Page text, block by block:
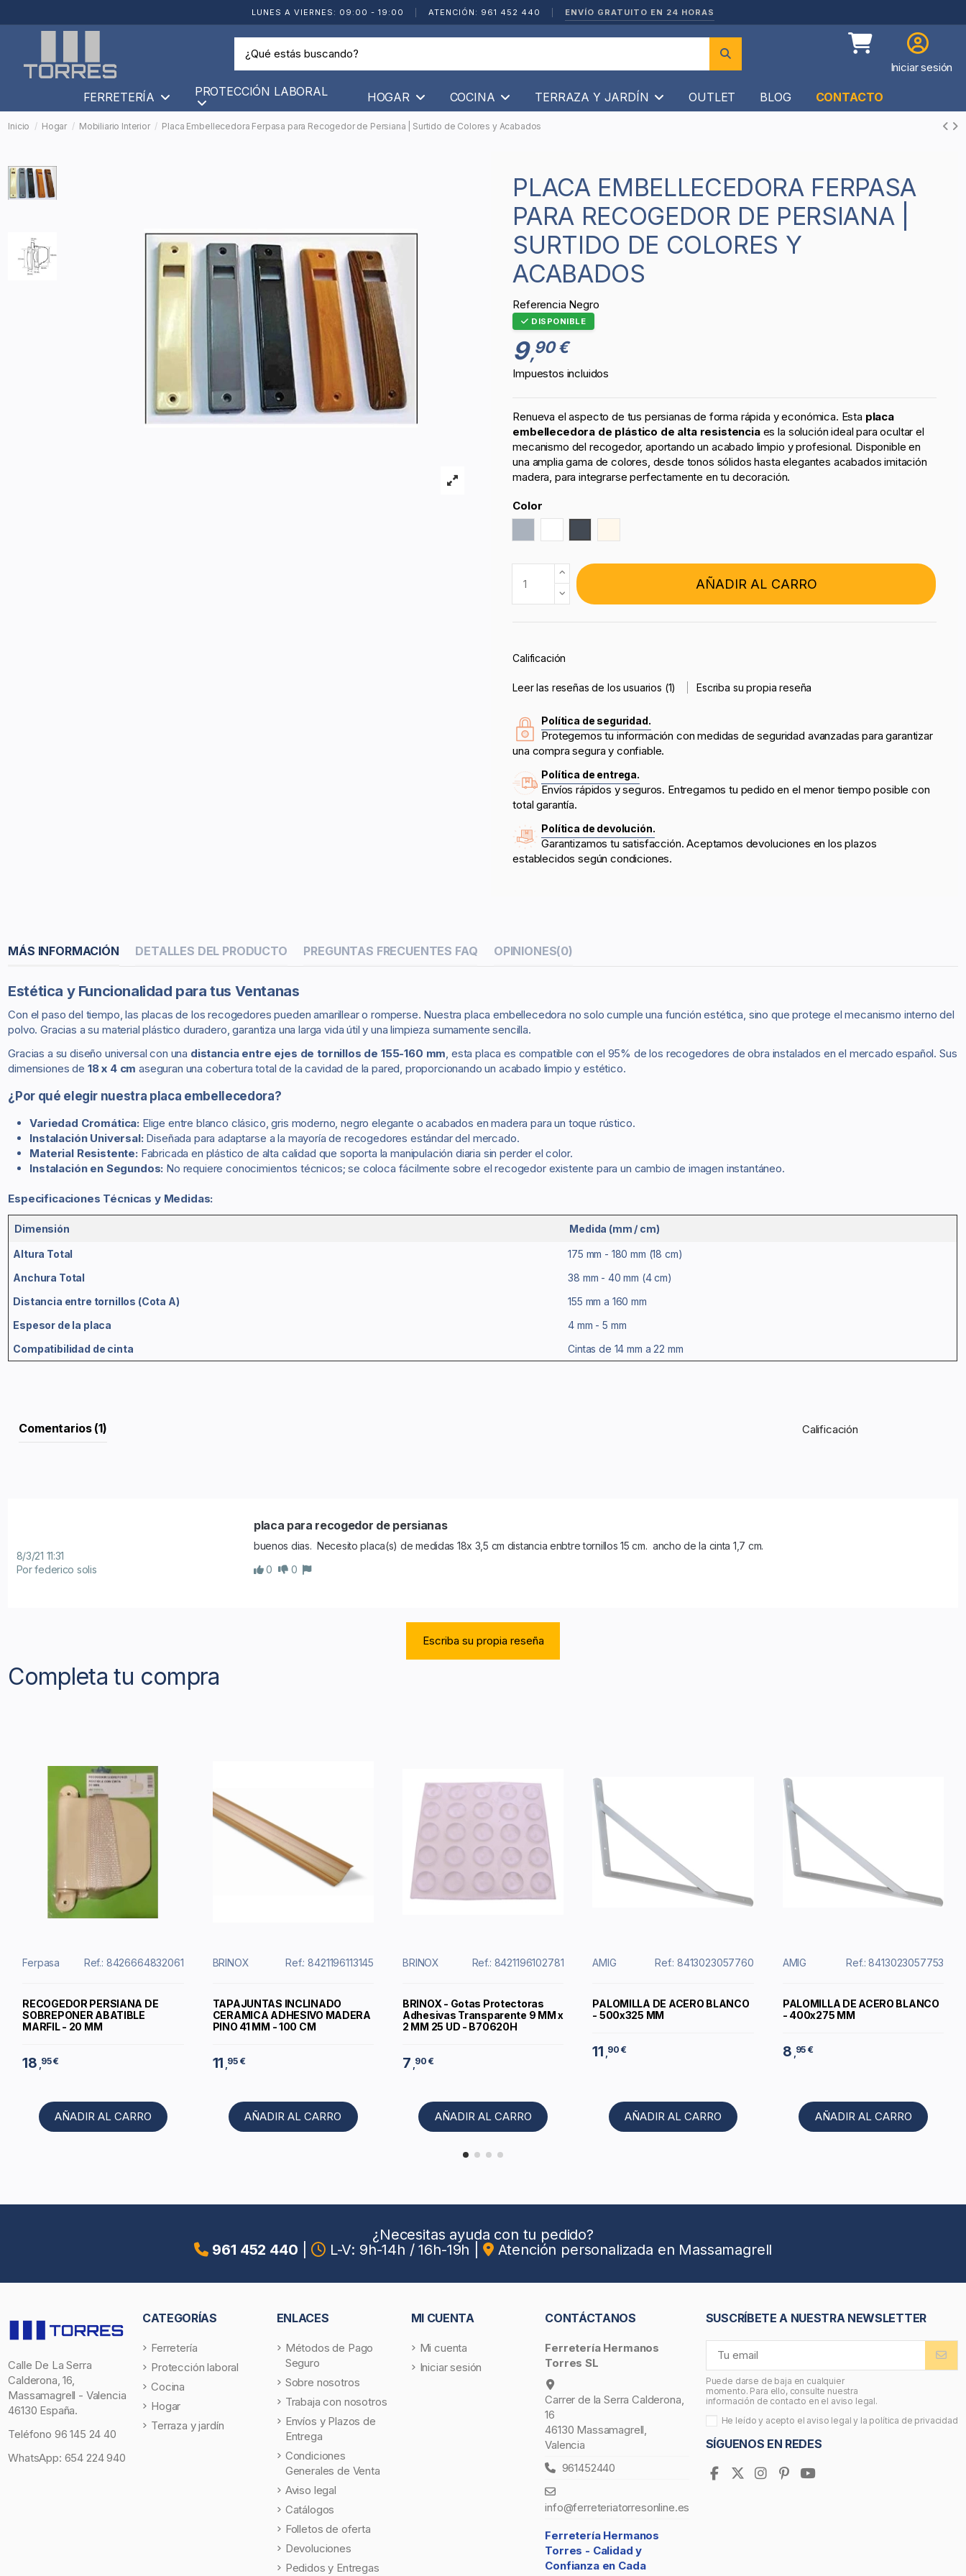
LUNES A VIERNES: 09:00 - 19:00 ATENCIÓN: 961 452 440 ENVÍO GRATUITO EN 24 HORAS
Iniciar sesión
FERRETERÍA PROTECCIÓN LABORAL HOGAR COCINA TERRAZA Y JARDÍN OUTLET BLOG CONTACTO
Inicio Hogar Mobiliario Interior Placa Embellecedora Ferpasa para Recogedor de Persiana | Surtido de Colores y Acabados
PLACA EMBELLECEDORA FERPASA
PARA RECOGEDOR DE PERSIANA |
SURTIDO DE COLORES Y
ACABADOS
Referencia Negro
DISPONIBLE
9,90 €
Impuestos incluidos
Renueva el aspecto de tus persianas de forma rápida y económica. Esta placa
embellecedora de plástico de alta resistenciaes la solución ideal para ocultar el
mecanismo del recogedor, aportando un acabado limpio y profesional. Disponible en
una amplia gama de colores, desde tonos sólidos hasta elegantes acabados imitación
madera, para integrarse perfectamente en tu decoración.
Color
AÑADIR AL CARRO
Calificación
Leer las reseñas de los usuarios (1) Escriba su propia reseña
Política de seguridad.
Protegemos tu información con medidas de seguridad avanzadas para garantizar
una compra segura y confiable.
Política de entrega.
Envíos rápidos y seguros. Entregamos tu pedido en el menor tiempo posible con
total garantía.
Política de devolución.
Garantizamos tu satisfacción. Aceptamos devoluciones en los plazos
establecidos según condiciones.
MÁS INFORMACIÓN DETALLES DEL PRODUCTO PREGUNTAS FRECUENTES FAQ OPINIONES(0)
Estética y Funcionalidad para tus Ventanas
Con el paso del tiempo, las placas de los recogedores pueden amarillear o romperse. Nuestra placa embellecedora no solo cumple una función estética, sino que protege el mecanismo interno del
polvo. Gracias a su material plástico duradero, garantiza una larga vida útil y una limpieza sumamente sencilla.
Gracias a su diseño universal con una distancia entre ejes de tornillos de 155-160 mm, esta placa es compatible con el 95% de los recogedores de obra instalados en el mercado español. Sus
dimensiones de 18 x 4 cm aseguran una cobertura total de la cavidad de la pared, proporcionando un acabado limpio y estético.
¿Por qué elegir nuestra placa embellecedora?
Variedad Cromática: Elige entre blanco clásico, gris moderno, negro elegante o acabados en madera para un toque rústico.
Instalación Universal: Diseñada para adaptarse a la mayoría de recogedores estándar del mercado.
Material Resistente: Fabricada en plástico de alta calidad que soporta la manipulación diaria sin perder el color.
Instalación en Segundos: No requiere conocimientos técnicos; se coloca fácilmente sobre el recogedor existente para un cambio de imagen instantáneo.
Especificaciones Técnicas y Medidas:
Dimensión Medida (mm / cm)
Altura Total
175 mm - 180 mm (18 cm)
Anchura Total
38 mm - 40 mm (4 cm)
Distancia entre tornillos (Cota A)
155 mm a 160 mm
Espesor de la placa
4 mm - 5 mm
Compatibilidad de cinta
Cintas de 14 mm a 22 mm
Comentarios (1) Calificación
8/3/21 11:31
Por federico solis
placa para recogedor de persianas
buenos dias.  Necesito placa(s) de medidas 18x 3,5 cm distancia enbtre tornillos 15 cm.  ancho de la cinta 1,7 cm.
0
0
Escriba su propia reseña
Completa tu compra
Ferpasa Ref.: 8426664832061
RECOGEDOR PERSIANA DE
SOBREPONER ABATIBLE
MARFIL - 20 MM
18 ,95 €
AÑADIR AL CARRO
BRINOX Ref.: 8421196113145
TAPAJUNTAS INCLINADO
CERAMICA ADHESIVO MADERA
PINO 41 MM - 100 CM
11 ,95 €
AÑADIR AL CARRO
BRINOX Ref.: 8421196102781
BRINOX - Gotas Protectoras
Adhesivas Transparente 9 MM x
2 MM 25 UD - B70620H
7 ,90 €
AÑADIR AL CARRO
AMIG Ref.: 8413023057760
PALOMILLA DE ACERO BLANCO
- 500x325 MM
11 ,90 €
AÑADIR AL CARRO
AMIG Ref.: 8413023057753
PALOMILLA DE ACERO BLANCO
- 400x275 MM
8 ,95 €
AÑADIR AL CARRO
¿Necesitas ayuda con tu pedido?
961 452 440
L-V: 9h-14h / 16h-19h Atención personalizada en Massamagrell
Calle De La Serra
Calderona, 16,
Massamagrell - Valencia
46130 España.
Teléfono 96 145 24 40
WhatsApp: 654 224 940
CATEGORÍAS
Ferretería
Protección laboral
Cocina
Hogar
Terraza y jardín
ENLACES
Métodos de Pago
Seguro
Sobre nosotros
Trabaja con nosotros
Envíos y Plazos de
Entrega
Condiciones
Generales de Venta
Aviso legal
Catálogos
Folletos de oferta
Devoluciones
Pedidos y Entregas
MI CUENTA
Mi cuenta
Iniciar sesión
CONTÁCTANOS
Ferretería Hermanos
Torres SL
Carrer de la Serra Calderona,
16
46130 Massamagrell,
Valencia
961452440
info@ferreteriatorresonline.es
Ferretería Hermanos
Torres - Calidad y
Confianza en Cada
SUSCRÍBETE A NUESTRA NEWSLETTER
Puede darse de baja en cualquier
momento. Para ello, consulte nuestra
información de contacto en el aviso legal.
He leído y acepto el aviso legal y la política de privacidad
SÍGUENOS EN REDES